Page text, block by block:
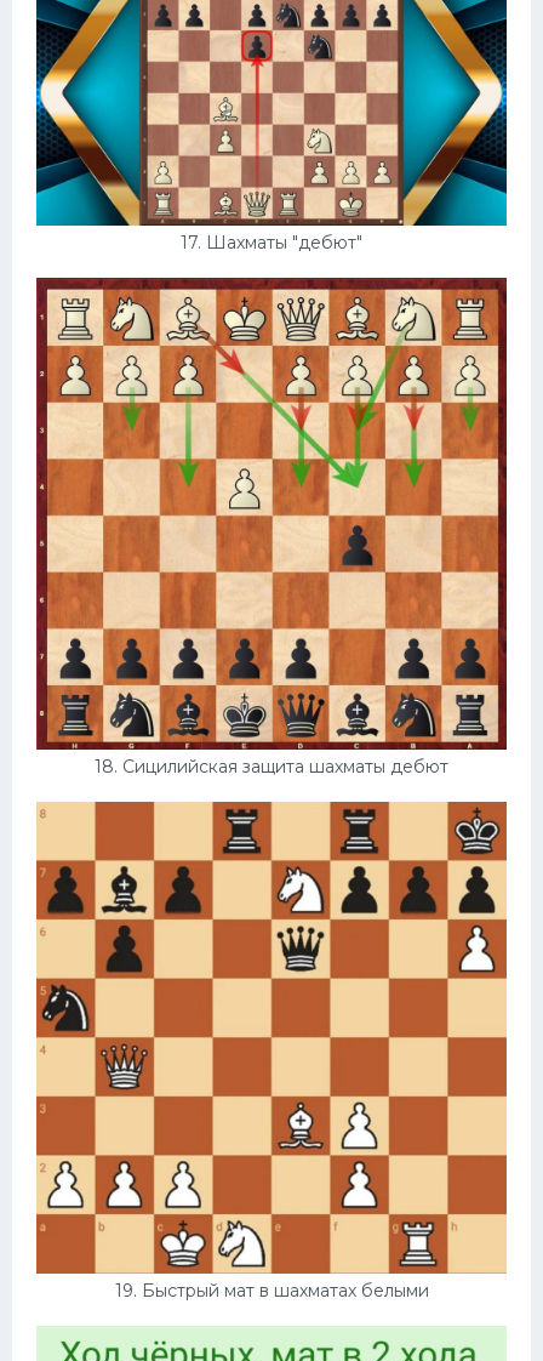
17. Шахматы "дебют"
18. Сицилийская защита шахматы дебют
19. Быстрый мат в шахматах белыми